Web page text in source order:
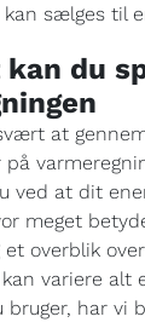
kan sælges til
kan du
at
på
ved at dit
meget
et overblik
variere alt
bruger, har vi